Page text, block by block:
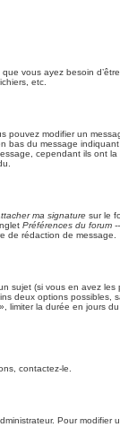
vous ayez besoin
etc.
pouvez modifier un
du message
cependant ils ont
ma signature sur le
Préférences du forum
de rédaction de message.
sujet (si vous en avez les
deux options
limiter la durée en jours
contactez-le.
Pour modifier